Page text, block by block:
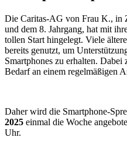
Die Caritas-AG von Frau K., in
und dem 8. Jahrgang, hat mit
tollen Start hingelegt. Viele
bereits genutzt, um
Smartphones zu erhalten.
Bedarf an einem regelmäßigen
Daher wird die Smartphone-
2025 einmal die Woche
Uhr.